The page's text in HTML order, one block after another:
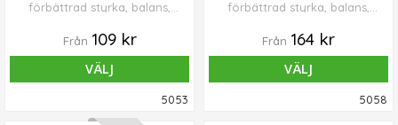
förbättrad styrka, balans,
Från 109 kr
VÄLJ
5053
förbättrad styrka, balans,
Från 164 kr
VÄLJ
5058